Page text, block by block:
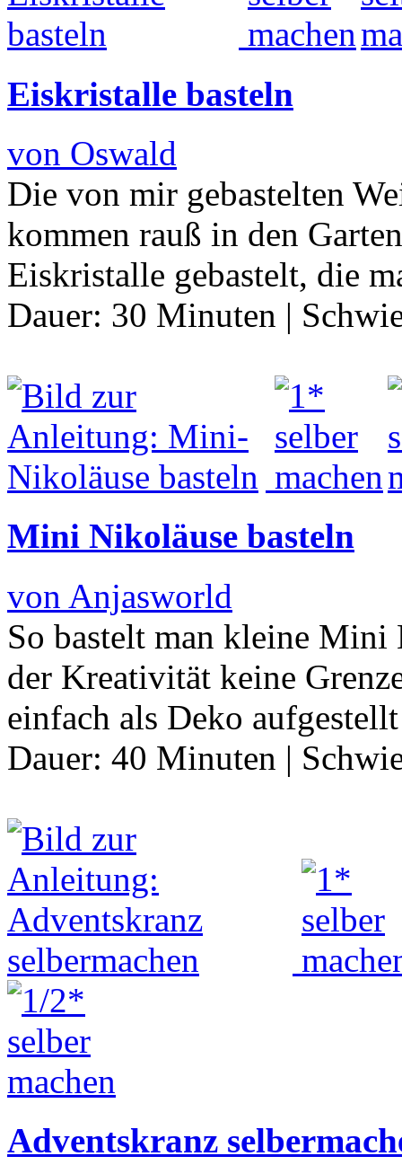
Eiskristalle basteln
von Oswald
Die von mir gebastelten
kommen rauß in den
Eiskristalle gebastelt, die
Dauer: 30 Minuten |
Mini Nikoläuse basteln
von Anjasworld
So bastelt man kleine
der Kreativität keine
einfach als Deko
Dauer: 40 Minuten |
Adventskranz